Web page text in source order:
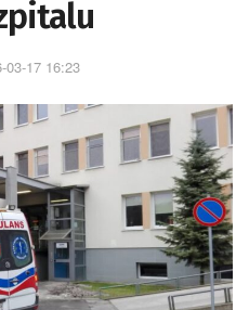
03-17 16:23